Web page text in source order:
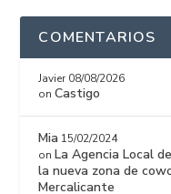
COMENTARIOS
Javier 08/08/2026
onCastigo
Mia 15/02/2024
onLa Agencia Local
la nueva zona de
Mercalicante